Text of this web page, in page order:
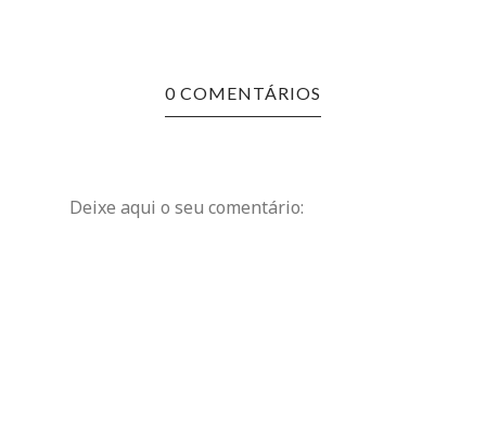
0 COMENTÁRIOS
Deixe aqui o seu comentário: